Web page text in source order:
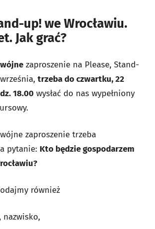
up! we Wrocławiu.
Jak grać?
zaproszenie na Please, Stand-
trzeba do czwartku, 22
18.00 wysłać do nas wypełniony
zaproszenie trzeba
pytanie: Kto będzie gospodarzem
również
nazwisko,